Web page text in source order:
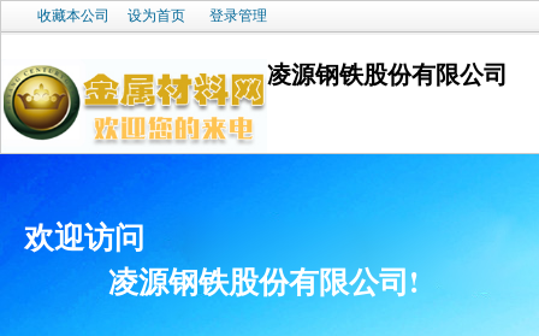
收藏本公司 设为首页 登录管理
凌源钢铁股份有限公司
欢迎访问
凌源钢铁股份有限公司!